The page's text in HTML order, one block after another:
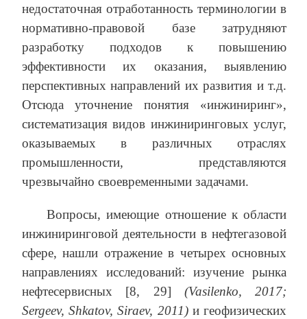
недостаточная отработанность терминологии в
нормативно-правовой базе затрудняют
разработку подходов к повышению
эффективности их оказания, выявлению
перспективных направлений их развития и т.д.
Отсюда уточнение понятия «инжиниринг»,
систематизация видов инжиниринговых услуг,
оказываемых в различных отраслях
промышленности, представляются
чрезвычайно своевременными задачами.
Вопросы, имеющие отношение к области
инжиниринговой деятельности в нефтегазовой
сфере, нашли отражение в четырех основных
направлениях исследований: изучение рынка
нефтесервисных [8, 29] (Vasilenko, 2017;
Sergeev, Shkatov, Siraev, 2011)и геофизических